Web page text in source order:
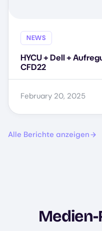
NEWS
HYCU + Dell +
CFD22
February 20, 2025
Alle Berichte anzeigen